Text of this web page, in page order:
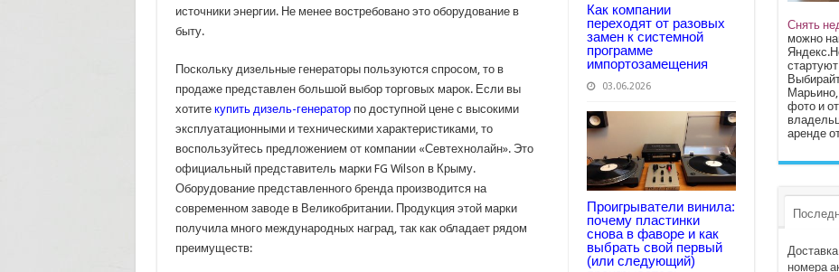
Как компании
переходят от разовых
замен к системной
программе
импортозамещения
03.06.2026
Проигрыватели винила:
почему пластинки
снова в фаворе и как
выбрать свой первый
(или следующий)
источники энергии. Не менее востребовано это оборудование в
быту.
Поскольку дизельные генераторы пользуются спросом, то в
продаже представлен большой выбор торговых марок. Если вы
хотите купить дизель-генераторпо доступной цене с высокими
эксплуатационными и техническими характеристиками, то
воспользуйтесь предложением от компании «Севтехнолайн». Это
официальный представитель марки FG Wilson в Крыму.
Оборудование представленного бренда производится на
современном заводе в Великобритании. Продукция этой марки
получила много международных наград, так как обладает рядом
преимуществ:
Снять
можно
фото и
аренде
номера